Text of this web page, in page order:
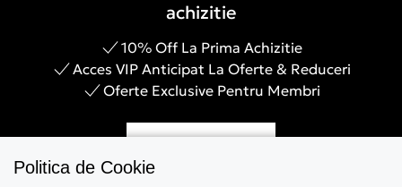
achizitie
10% Off La Prima Achizitie
Acces VIP Anticipat La Oferte & Reduceri
Oferte Exclusive Pentru Membri
Politica de Cookie